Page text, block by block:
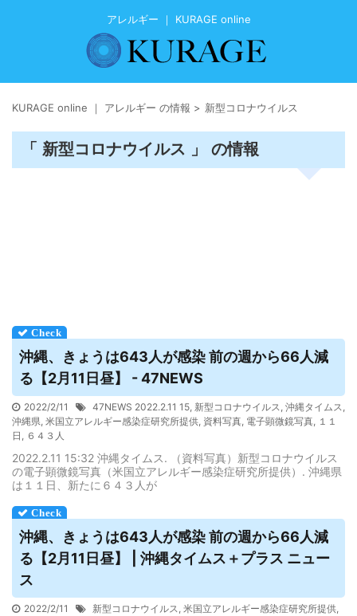
アレルギー ｜ KURAGE online
KURAGE online ｜ アレルギー の情報 > 新型コロナウイルス
「 新型コロナウイルス 」 の情報
沖縄、きょうは643人が感染 前の週から66人減
る【2月11日昼】 - 47NEWS
2022/2/11 47NEWS 2022.2.11 15, 新型コロナウイルス, 沖縄タイムス,
沖縄県, 米国立アレルギー感染症研究所提供, 資料写真, 電子顕微鏡写真, １１
日 , ６４３人
2022.2.11 15:32 沖縄タイムス. （資料写真）新型コロナウイルス
の電子顕微鏡写真（米国立アレルギー感染症研究所提供）. 沖縄県
は１１日、新たに６４３人が
沖縄、きょうは643人が感染 前の週から66人減
る【2月11日昼】 | 沖縄タイムス＋プラス ニュー
ス
2022/2/11 新型コロナウイルス, 米国立アレルギー感染症研究所提供,